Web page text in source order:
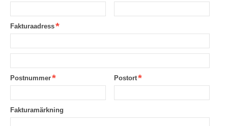
Fakturaadress
Postnummer Postort
Fakturamärkning